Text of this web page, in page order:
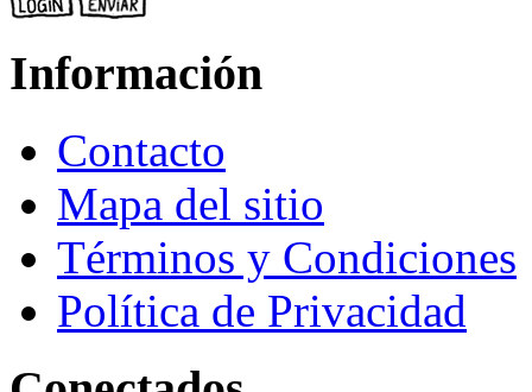
Información
Contacto
Mapa del sitio
Términos y Condiciones
Política de Privacidad